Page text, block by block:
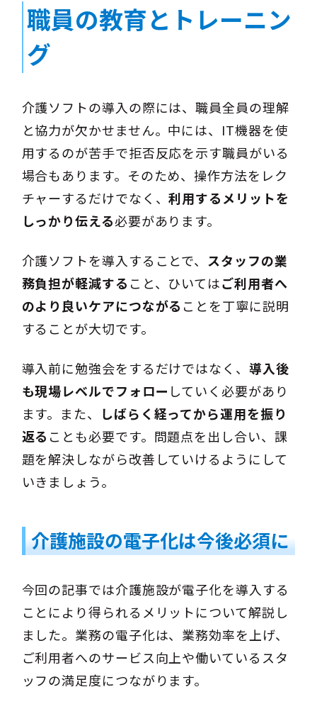
職員の教育とトレーニン
グ
介護ソフトの導入の際には、職員全員の理解
と協力が欠かせません。中には、IT機器を使
用するのが苦手で拒否反応を示す職員がいる
場合もあります。そのため、操作方法をレク
チャーするだけでなく、利用するメリットを
しっかり伝える必要があります。
介護ソフトを導入することで、 スタッフの業
務負担が軽減する こと、ひいてはご利用者へ
のより良いケアにつながる ことを丁寧に説明
することが大切です。
導入前に勉強会をするだけではなく、 導入後
も現場レベルでフォロー していく必要があり
ます。また、
しばらく経ってから運用を振り
返る ことも必要です。問題点を出し合い、課
題を解決しながら改善していけるようにして
いきましょう。
介護施設の電子化は今後必須に
今回の記事では介護施設が電子化を導入する
ことにより得られるメリットについて解説し
ました。業務の電子化は、業務効率を上げ、
ご利用者へのサービス向上や働いているスタ
ッフの満足度につながります。